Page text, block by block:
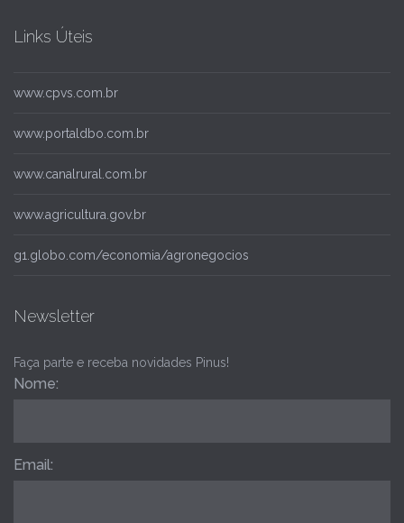
Links Úteis
www.cpvs.com.br
www.portaldbo.com.br
www.canalrural.com.br
www.agricultura.gov.br
g1.globo.com/economia/agronegocios
Newsletter
Faça parte e receba novidades Pinus!
Nome:
Email: